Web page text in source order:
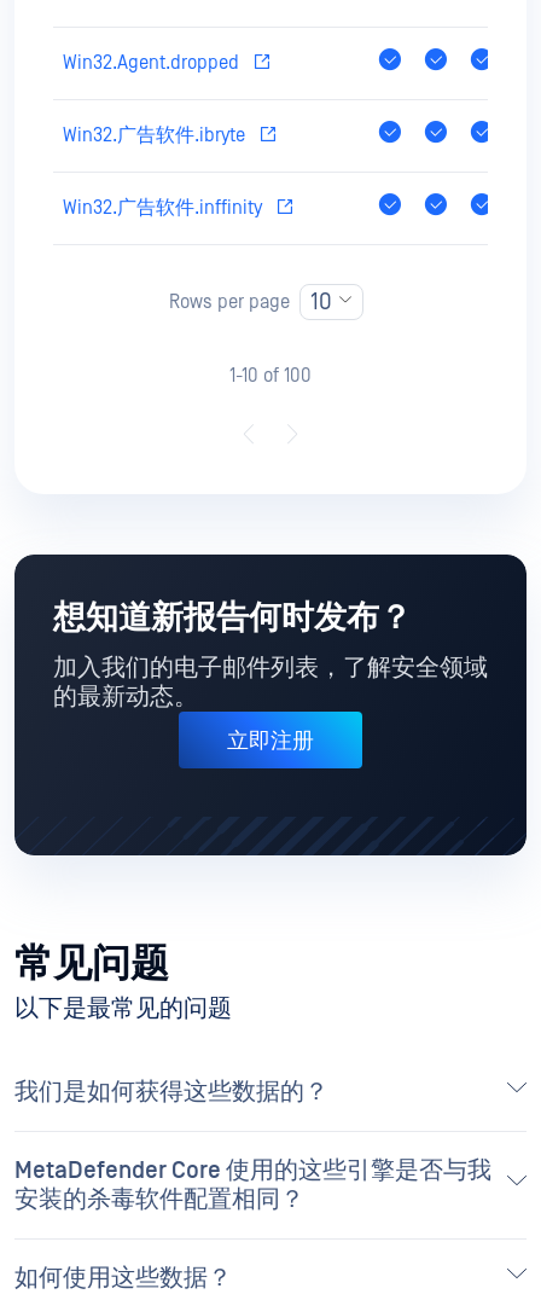
Win32.Agent.dropped
Win32.广告软件.ibryte
Win32.广告软件.inffinity
1-10 of 100
Rows per page 10
想知道新报告何时发布？
加入我们的电子邮件列表，了解安全领域
的最新动态。
立即注册
常见问题
以下是最常见的问题
我们是如何获得这些数据的？
MetaDefender Core 使用的这些引擎是否与我
安装的杀毒软件配置相同？
如何使用这些数据？